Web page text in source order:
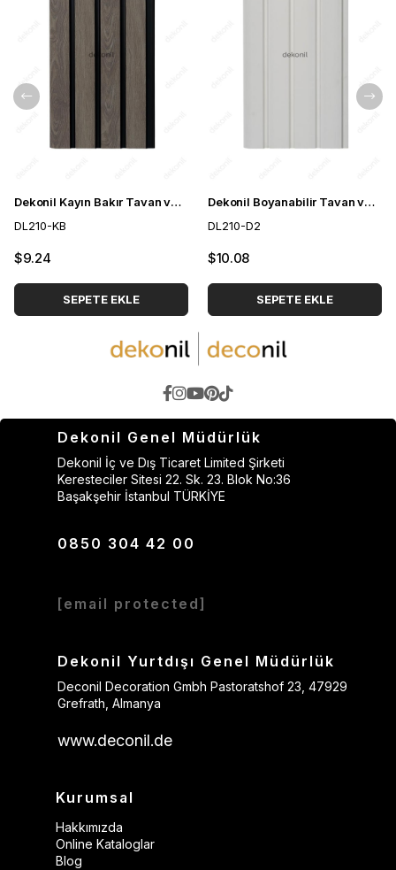
Dekonil Kayın Bakır Tavan ve Duvar Lambri 21cm
DL210-KB
$9.24
SEPETE EKLE
Dekonil Boyanabilir Tavan ve Duvar Lambri 21cm
DL210-D2
$10.08
SEPETE EKLE
Dekonil Genel Müdürlük
Dekonil İç ve Dış Ticaret Limited Şirketi
Keresteciler Sitesi 22. Sk. 23. Blok No:36
Başakşehir İstanbul TÜRKİYE
0850 304 42 00
[email protected]
Dekonil Yurtdışı Genel Müdürlük
Deconil Decoration Gmbh Pastoratshof 23, 47929
Grefrath, Almanya
www.deconil.de
Kurumsal
Hakkımızda
Online Kataloglar
Blog